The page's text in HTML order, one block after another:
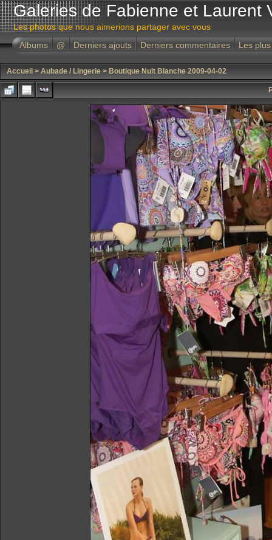
Galeries de Fabienne et Laurent
Les photos que nous aimerions partager avec vous
Albums
@ Derniers ajouts Derniers commentaires Les
Accueil > Aubade / Lingerie > Boutique Nuit Blanche 2009-04-02